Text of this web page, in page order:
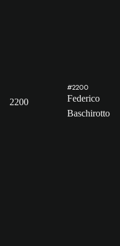
2200
#2200
Federico
Baschirotto